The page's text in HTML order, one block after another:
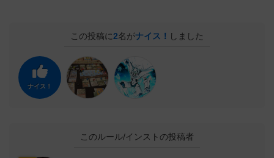
この投稿に2名がナイス！ しました
ナイス！
このルール/インストの投稿者